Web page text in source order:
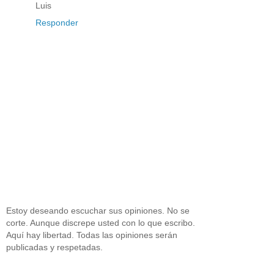
Luis
Responder
Estoy deseando escuchar sus opiniones. No se
corte. Aunque discrepe usted con lo que escribo.
Aquí hay libertad. Todas las opiniones serán
publicadas y respetadas.